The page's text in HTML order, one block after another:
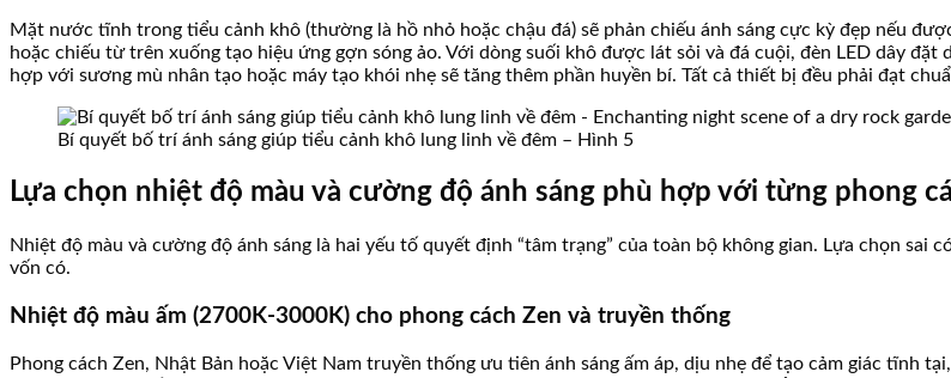
Mặt nước tĩnh trong tiểu cảnh khô (thường là hồ nhỏ hoặc chậu đá) sẽ phản chiếu ánh sáng cực kỳ đẹp nếu
hoặc chiếu từ trên xuống tạo hiệu ứng gợn sóng ảo. Với dòng suối khô được lát sỏi và đá cuội, đèn LED dây
hợp với sương mù nhân tạo hoặc máy tạo khói nhẹ sẽ tăng thêm phần huyền bí. Tất cả thiết bị đều phải đạt
Bí quyết bố trí ánh sáng giúp tiểu cảnh khô lung linh về đêm – Hình 5
Lựa chọn nhiệt độ màu và cường độ ánh sáng phù hợp với từng phong
Nhiệt độ màu và cường độ ánh sáng là hai yếu tố quyết định “tâm trạng” của toàn bộ không gian. Lựa chọn
vốn có.
Nhiệt độ màu ấm (2700K-3000K) cho phong cách Zen và truyền thống
Phong cách Zen, Nhật Bản hoặc Việt Nam truyền thống ưu tiên ánh sáng ấm áp, dịu nhẹ để tạo cảm giác tĩnh